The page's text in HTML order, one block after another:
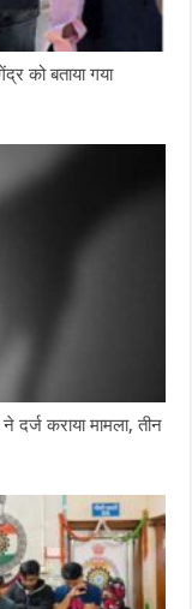
को बताया गया
दर्ज कराया मामला, तीन